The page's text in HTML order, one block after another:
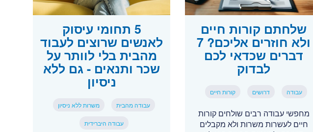
שלחתם קורות חיים
ולא חוזרים אליכם? 7
דברים שכדאי לכם
לבדוק
עבודה דרושים קורות חיים
מחפשי עבודה רבים שולחים קורות
חיים לעשרות משרות ולא מקבלים
5 תחומי עיסוק
לאנשים שרוצים לעבוד
מהבית בלי לוותר על
שכר ותנאים - גם ללא
ניסיון
עבודה מהבית משרות ללא ניסיון
עבודה היברידית